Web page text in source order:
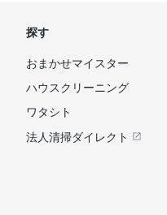
探す
おまかせマイスター
ハウスクリーニング
ワタシト
法人清掃ダイレクト